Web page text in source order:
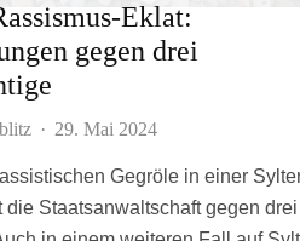
Eklat:
gegen drei
· 29. Mai 2024
Gegröle in einer
die Staatsanwaltschaft gegen drei